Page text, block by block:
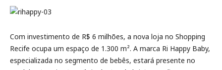
Com investimento de R$ 6 milhões, a nova loja no Shopping
Recife ocupa um espaço de 1.300 m². A marca Ri Happy Baby,
especializada no segmento de bebês, estará presente no